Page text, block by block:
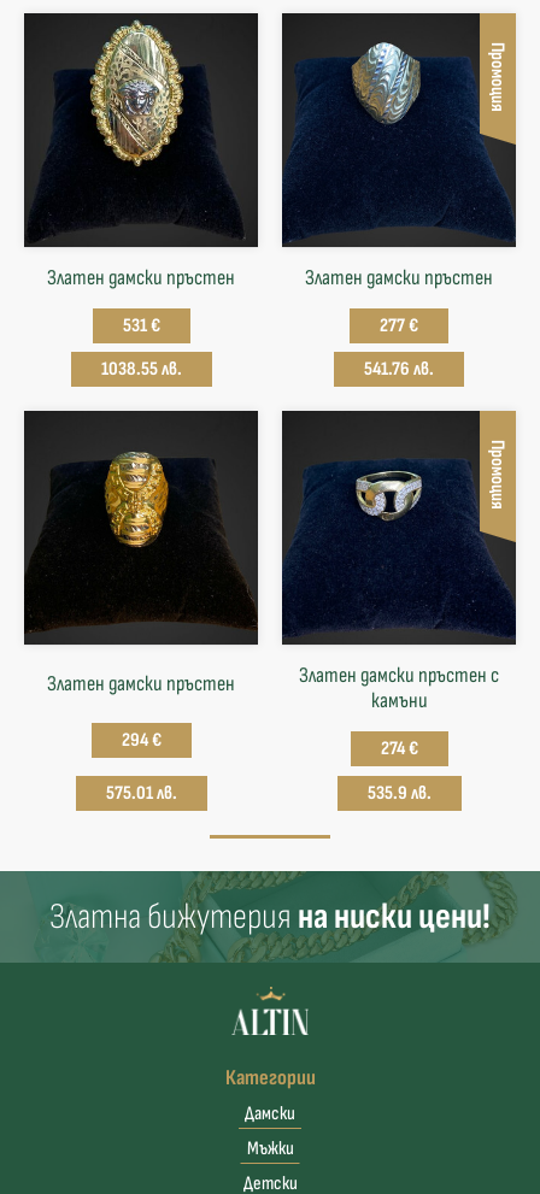
Златен дамски пръстен
531 €
1038.55 лв.
Промоция
Златен дамски пръстен
277 €
541.76 лв.
Златен дамски пръстен
294 €
575.01 лв.
Промоция
Златен дамски пръстен с
камъни
274 €
535.9 лв.
Златна бижутерия на ниски цени!
Категории
Дамски
Мъжки
Детски